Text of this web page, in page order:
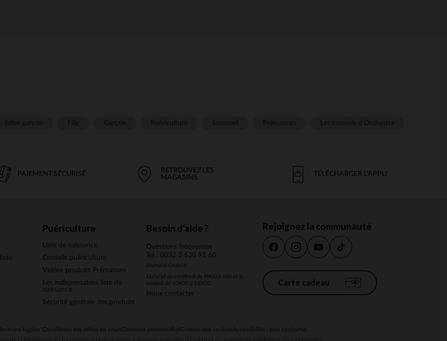
PAIEMENT SÉCURISÉ
RETROUVEZ LES
MAGASINS
TÉLÉCHARGER L'APPLI
Puériculture
Liste de naissance
Conseils puériculture
Vidéos produits Prémaman
Les indispensables liste de
naissance
Sécurité générale des produits
Besoin d'aide ?
Questions fréquentes
Tel : 0032 2 620 91 60
(Numéro Gratuit)
Du lundi au vendredi de 9h00 à 18h et le
samedi de 10h00 à 18h00
Nous contacter
Rejoignez la communauté
Carte cadeau
légales *Conditions des offres en cours Données personnellesGestion des cookiesAccessibilité : non conforme